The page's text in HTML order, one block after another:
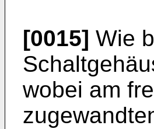
[0015] Wie
wobei am